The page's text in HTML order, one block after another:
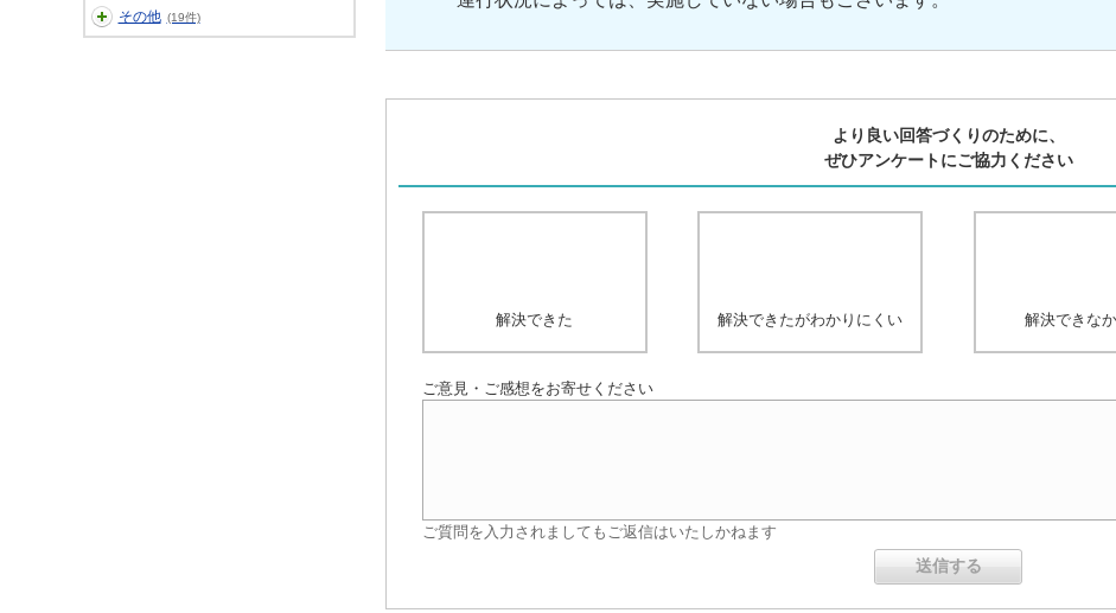
その他 (19件)
より良い回答づくりのために、
ぜひアンケートにご協力ください
解決できた 解決できたがわかりにくい 解決できな
ご意見・ご感想をお寄せください
ご質問を入力されましてもご返信はいたしかねます